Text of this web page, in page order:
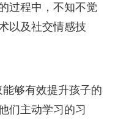
过程中，不知不觉
以及社交情感技
能够有效提升孩子的
们主动学习的习